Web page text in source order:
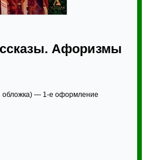
Афоризмы
обложка) — 1-е оформление